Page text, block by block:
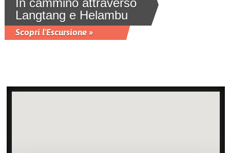
In cammino attraverso
Langtang e Helambu
Scopri l'Escursione »